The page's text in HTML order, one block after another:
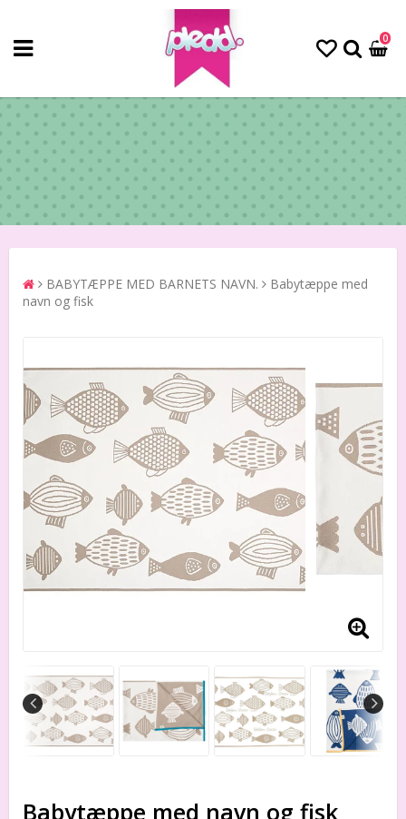
0
BABYTÆPPE MED BARNETS NAVN.
Babytæppe med
navn og fisk
Babytæppe med navn og fisk